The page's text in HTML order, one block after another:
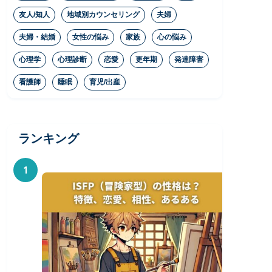
友人/知人 地域別カウンセリング 夫婦
夫婦・結婚 女性の悩み 家族 心の悩み
心理学 心理診断 恋愛 更年期 発達障害
看護師 睡眠 育児/出産
ランキング
1